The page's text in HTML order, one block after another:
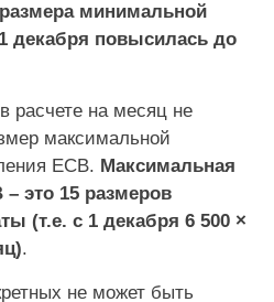
размера минимальной
декабря повысилась до
расчете на месяц не
максимальной
ЕСВ. Максимальная
это 15 размеров
(т.е. с 1 декабря 6 500 ×
.
не может быть